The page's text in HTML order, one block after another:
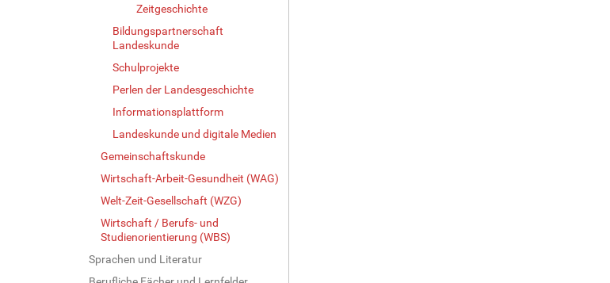
Zeitgeschichte
Bildungspartnerschaft
Landeskunde
Schulprojekte
Perlen der Landesgeschichte
Informationsplattform
Landeskunde und digitale Medien
Gemeinschaftskunde
Wirtschaft-Arbeit-Gesundheit (WAG)
Welt-Zeit-Gesellschaft (WZG)
Wirtschaft / Berufs- und
Studienorientierung (WBS)
Sprachen und Literatur